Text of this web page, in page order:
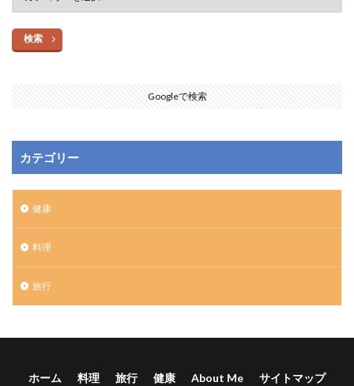
検索
Googleで検索
カテゴリー
健康
料理
旅行
ホーム 料理 旅行 健康 About Me サイトマップ